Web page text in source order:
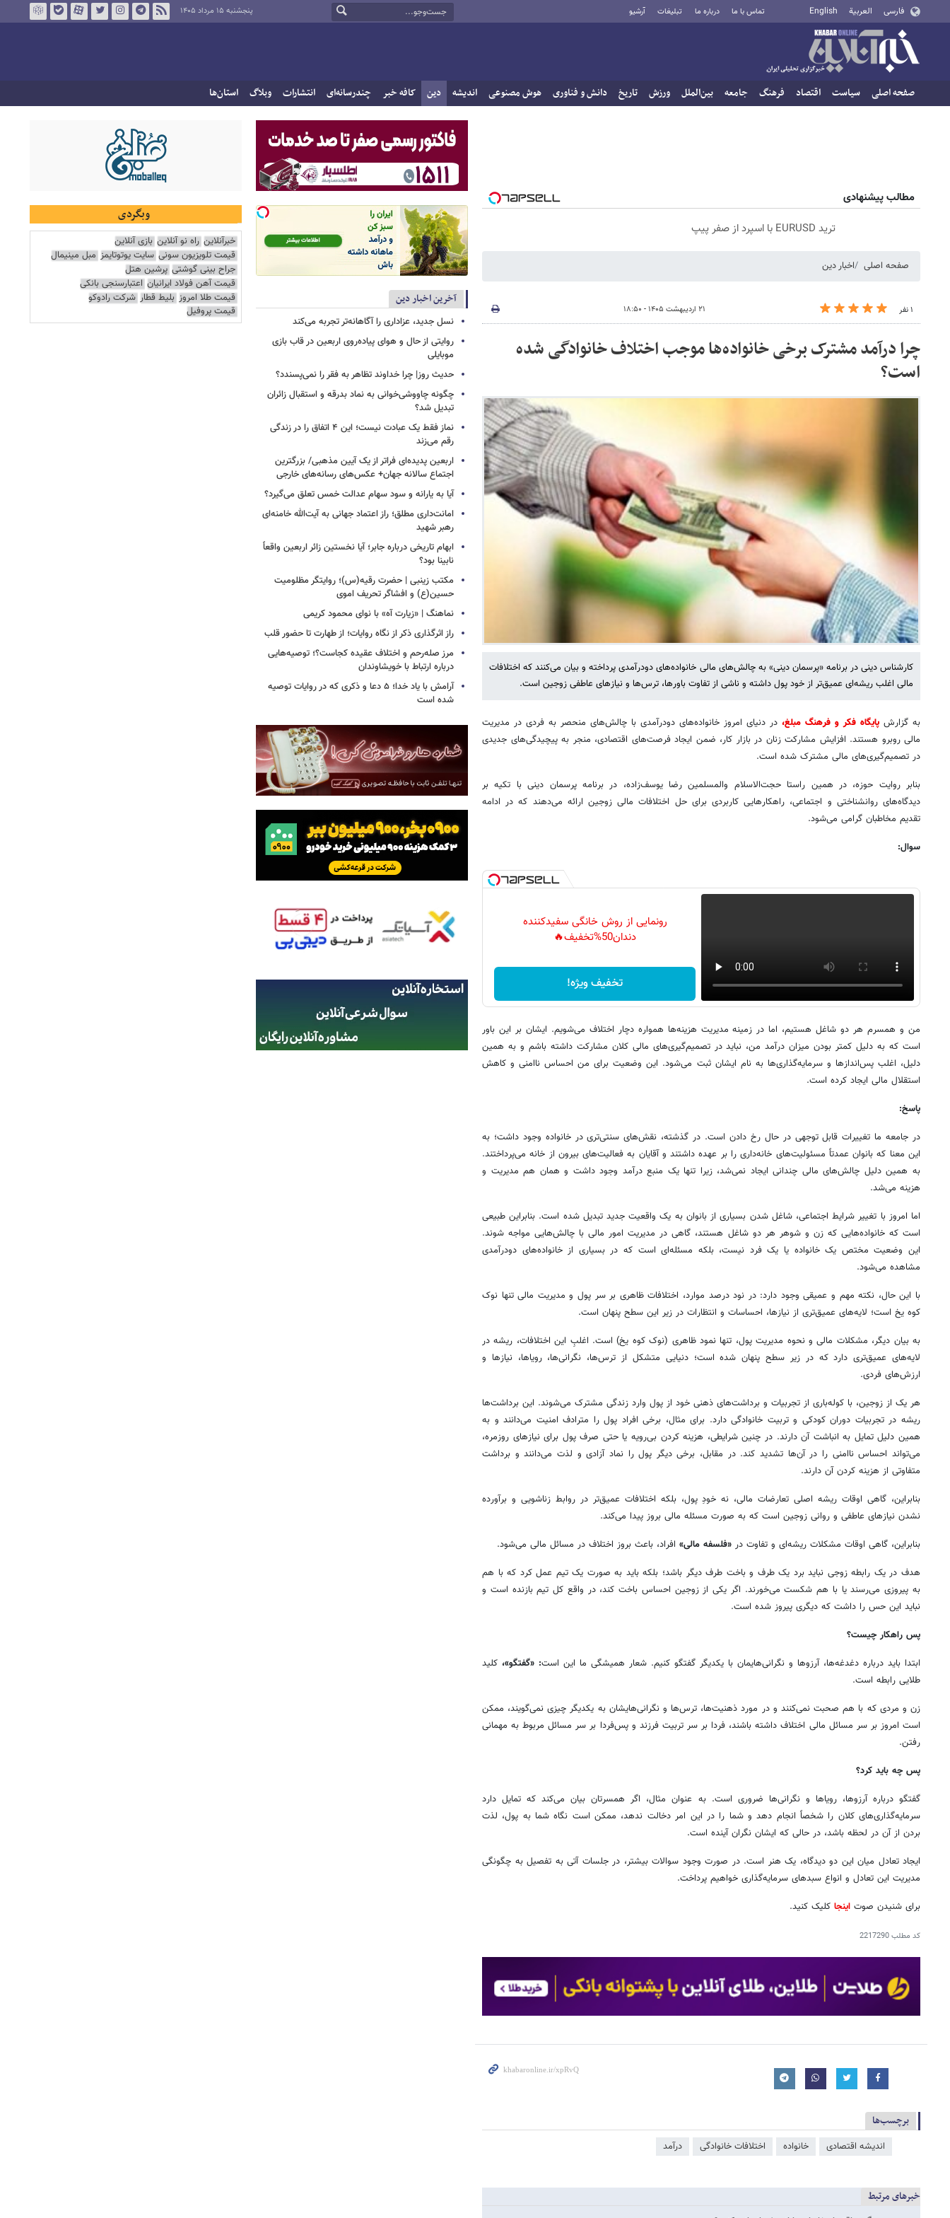
فارسی العربية English تماس با ما درباره ما تبلیغات آرشیو پنجشنبه ۱۵ مرداد ۱۴۰۵
صفحه اصلی سیاست اقتصاد فرهنگ جامعه بین‌الملل ورزش تاریخ دانش و فناوری هوش مصنوعی اندیشه دین کافه خبر چندرسانه‌ای انتشارات وبلاگ استان‌ها
مطالب پیشنهادی
ترید EURUSD با اسپرد از صفر پیپ
صفحه اصلی اخبار دین
۱ نفر ۲۱ اردیبهشت ۱۴۰۵ - ۱۸:۵۰
چرا درآمد مشترک برخی خانواده‌ها موجب اختلاف خانوادگی‌ شده
است؟
کارشناس دینی در برنامه «پرسمان دینی» به چالش‌های مالی خانواده‌های دودرآمدی پرداخته و بیان می‌کنند که اختلافات
مالی اغلب ریشه‌ای عمیق‌تر از خود پول داشته و ناشی از تفاوت باورها، ترس‌ها و نیازهای عاطفی زوجین است.
به گزارش پایگاه فکر و فرهنگ مبلغ، در دنیای امروز خانواده‌های دودرآمدی با چالش‌های منحصر به فردی در مدیریت
مالی روبرو هستند. افزایش مشارکت زنان در بازار کار، ضمن ایجاد فرصت‌های اقتصادی، منجر به پیچیدگی‌های جدیدی
در تصمیم‌گیری‌های مالی مشترک شده است.
بنابر روایت حوزه، در همین راستا حجت‌الاسلام والمسلمین رضا یوسف‌زاده، در برنامه پرسمان دینی با تکیه بر
دیدگاه‌های روانشناختی و اجتماعی، راهکارهایی کاربردی برای حل اختلافات مالی زوجین ارائه می‌دهند که در ادامه
تقدیم مخاطبان گرامی می‌شود.
سوال:
رونمایی از روش خانگی سفیدکننده
دندان50%تخفیف🔥
تخفیف ویژه!
من و همسرم هر دو شاغل هستیم، اما در زمینه مدیریت هزینه‌ها همواره دچار اختلاف می‌شویم. ایشان بر این باور
است که به دلیل کمتر بودن میزان درآمد من، نباید در تصمیم‌گیری‌های مالی کلان مشارکت داشته باشم و به همین
دلیل، اغلب پس‌اندازها و سرمایه‌گذاری‌ها به نام ایشان ثبت می‌شود. این وضعیت برای من احساس ناامنی و کاهش
استقلال مالی ایجاد کرده است.
پاسخ:
در جامعه ما تغییرات قابل توجهی در حال رخ دادن است. در گذشته، نقش‌های سنتی‌تری در خانواده وجود داشت؛ به
این معنا که بانوان عمدتاً مسئولیت‌های خانه‌داری را بر عهده داشتند و آقایان به فعالیت‌های بیرون از خانه می‌پرداختند.
به همین دلیل چالش‌های مالی چندانی ایجاد نمی‌شد، زیرا تنها یک منبع درآمد وجود داشت و همان هم مدیریت و
هزینه می‌شد.
اما امروز با تغییر شرایط اجتماعی، شاغل شدن بسیاری از بانوان به یک واقعیت جدید تبدیل شده است. بنابراین طبیعی
است که خانواده‌هایی که زن و شوهر هر دو شاغل هستند، گاهی در مدیریت امور مالی با چالش‌هایی مواجه شوند.
این وضعیت مختص یک خانواده یا یک فرد نیست، بلکه مسئله‌ای است که در بسیاری از خانواده‌های دودرآمدی
مشاهده می‌شود.
با این حال، نکته مهم و عمیقی وجود دارد: در نود درصد موارد، اختلافات ظاهری بر سر پول و مدیریت مالی تنها نوک
کوه یخ است؛ لایه‌های عمیق‌تری از نیازها، احساسات و انتظارات در زیر این سطح پنهان است.
به بیان دیگر، مشکلات مالی و نحوه مدیریت پول، تنها نمود ظاهری (نوک کوه یخ) است. اغلبِ این اختلافات، ریشه در
لایه‌های عمیق‌تری دارد که در زیر سطح پنهان شده است؛ دنیایی متشکل از ترس‌ها، نگرانی‌ها، رویاها، نیازها و
ارزش‌های فردی.
هر یک از زوجین، با کوله‌باری از تجربیات و برداشت‌های ذهنی خود از پول وارد زندگی مشترک می‌شوند. این برداشت‌ها
ریشه در تجربیات دوران کودکی و تربیت خانوادگی دارد. برای مثال، برخی افراد پول را مترادف امنیت می‌دانند و به
همین دلیل تمایل به انباشت آن دارند. در چنین شرایطی، هزینه کردن بی‌رویه یا حتی صرف پول برای نیازهای روزمره،
می‌تواند احساس ناامنی را در آن‌ها تشدید کند. در مقابل، برخی دیگر پول را نماد آزادی و لذت می‌دانند و برداشت
متفاوتی از هزینه کردن آن دارند.
بنابراین، گاهی اوقات ریشه اصلی تعارضات مالی، نه خودِ پول، بلکه اختلافات عمیق‌تر در روابط زناشویی و برآورده
نشدن نیازهای عاطفی و روانی زوجین است که به صورت مسئله مالی بروز پیدا می‌کند.
بنابراین، گاهی اوقات مشکلات ریشه‌ای و تفاوت در «فلسفه مالی» افراد، باعث بروز اختلاف در مسائل مالی می‌شود.
هدف در یک رابطه زوجی نباید برد یک طرف و باخت طرف دیگر باشد؛ بلکه باید به صورت یک تیم عمل کرد که با هم
به پیروزی می‌رسند یا با هم شکست می‌خورند. اگر یکی از زوجین احساس باخت کند، در واقع کل تیم بازنده است و
نباید این حس را داشت که دیگری پیروز شده است.
پس راهکار چیست؟
ابتدا باید درباره دغدغه‌ها، آرزوها و نگرانی‌هایمان با یکدیگر گفتگو کنیم. شعار همیشگی ما این است: «گفتگو»، کلید
طلایی رابطه است.
زن و مردی که با هم صحبت نمی‌کنند و در مورد ذهنیت‌ها، ترس‌ها و نگرانی‌هایشان به یکدیگر چیزی نمی‌گویند، ممکن
است امروز بر سر مسائل مالی اختلاف داشته باشند، فردا بر سر تربیت فرزند و پس‌فردا بر سر مسائل مربوط به مهمانی
رفتن.
پس چه باید کرد؟
گفتگو درباره آرزوها، رویاها و نگرانی‌ها ضروری است. به عنوان مثال، اگر همسرتان بیان می‌کند که تمایل دارد
سرمایه‌گذاری‌های کلان را شخصاً انجام دهد و شما را در این امر دخالت ندهد، ممکن است نگاه شما به پول، لذت
بردن از آن در لحظه باشد، در حالی که ایشان نگران آینده است.
ایجاد تعادل میان این دو دیدگاه، یک هنر است. در صورت وجود سوالات بیشتر، در جلسات آتی به تفصیل به چگونگی
مدیریت این تعادل و انواع سبدهای سرمایه‌گذاری خواهیم پرداخت.
برای شنیدن صوت اینجا کلیک کنید.
کد مطلب2217290
برچسب‌ها
اندیشه اقتصادی خانواده اختلافات خانوادگی درآمد
خبرهای مرتبط
آخرین اخبار دین
نسل جدید، عزاداری را آگاهانه‌تر تجربه می‌کند
روایتی از حال و هوای پیاده‌روی اربعین در قاب بازی
موبایلی
حدیث روز| چرا خداوند تظاهر به فقر را نمی‌پسندد؟
چگونه چاووشی‌خوانی به نماد بدرقه و استقبال زائران
تبدیل شد؟
نماز فقط یک عبادت نیست؛ این ۴ اتفاق را در زندگی
رقم می‌زند
اربعین پدیده‌ای فراتر از یک آیین مذهبی/ بزرگترین
اجتماع سالانه جهان+ عکس‌های رسانه‌های خارجی
آیا به یارانه و سود سهام عدالت خمس تعلق می‌گیرد؟
امانت‌داری مطلق؛ راز اعتماد جهانی به آیت‌الله خامنه‌ای
رهبر شهید
ابهام تاریخی درباره جابر؛ آیا نخستین زائر اربعین واقعاً
نابینا بود؟
مکتب زینبی | حضرت رقیه(س)؛ روایتگر مظلومیت
حسین(ع) و افشاگر تحریف اموی
نماهنگ | «زیارت آه» با نوای محمود کریمی
راز اثرگذاری ذکر از نگاه روایات؛ از طهارت تا حضور قلب
مرز صله‌رحم و اختلاف عقیده کجاست؟؛ توصیه‌هایی
درباره ارتباط با خویشاوندان
آرامش با یاد خدا؛ ۵ دعا و ذکری که در روایات توصیه
شده است
وبگردی
خبرآنلاین راه نو آنلاین بازی آنلاین
قیمت تلویزیون سونی سایت یوتوتایمز مبل مینیمال
جراح بینی گوشتی پرشین هتل
قیمت آهن فولاد ایرانیان اعتبارسنجی بانکی
قیمت طلا امروز بلیط قطار شرکت رادوکو
قیمت پروفیل